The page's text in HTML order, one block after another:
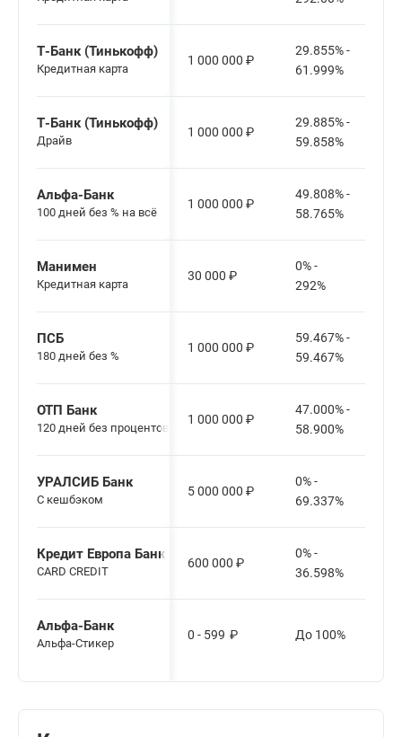
Т-Банк (Тинькофф)
Кредитная карта
1 000 000 ₽
29.855% -
61.999%
Т-Банк (Тинькофф)
Драйв
1 000 000 ₽
29.885% -
59.858%
Альфа-Банк
100 дней без % на всё
1 000 000 ₽
49.808% -
58.765%
Манимен
Кредитная карта
30 000 ₽
0% -
292%
ПСБ
180 дней без %
1 000 000 ₽
59.467% -
59.467%
ОТП Банк
120 дней без процентов
1 000 000 ₽
47.000% -
58.900%
УРАЛСИБ Банк
С кешбэком
5 000 000 ₽
0% -
69.337%
Кредит Европа Банк
CARD CREDIT
600 000 ₽
0% -
36.598%
Альфа-Банк
Альфа-Стикер
0 - 599 ₽ До 100%